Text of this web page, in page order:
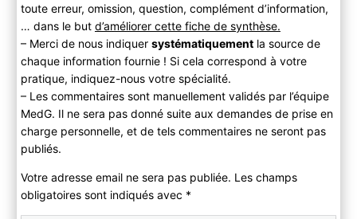
toute erreur, omission, question, complément d’information,
… dans le but d’améliorer cette fiche de synthèse.
– Merci de nous indiquer systématiquementla source de
chaque information fournie ! Si cela correspond à votre
pratique, indiquez-nous votre spécialité.
– Les commentaires sont manuellement validés par l’équipe
MedG. Il ne sera pas donné suite aux demandes de prise en
charge personnelle, et de tels commentaires ne seront pas
publiés.
Votre adresse email ne sera pas publiée. Les champs
obligatoires sont indiqués avec *